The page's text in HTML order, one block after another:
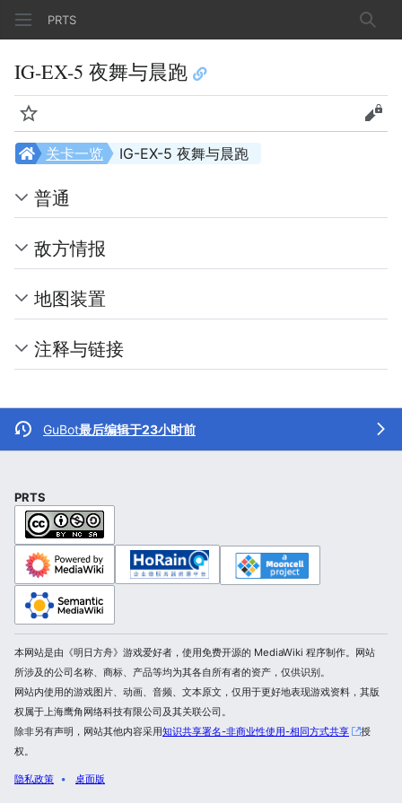
PRTS 搜索
IG-EX-5 夜舞与晨跑
监视 查看
IG-EX-5 夜舞与晨跑
关卡一览
普通
敌方情报
地图装置
注释与链接
GuBot最后编辑于23小时前
PRTS
本网站是由《明日方舟》游戏爱好者，使用免费开源的 MediaWiki 程序制作。网站
所涉及的公司名称、商标、产品等均为其各自所有者的资产，仅供识别。
网站内使用的游戏图片、动画、音频、文本原文，仅用于更好地表现游戏资料，其版
权属于上海鹰角网络科技有限公司及其关联公司。
除非另有声明，网站其他内容采用知识共享署名-非商业性使用-相同方式共享
授
权。
隐私政策 桌面版